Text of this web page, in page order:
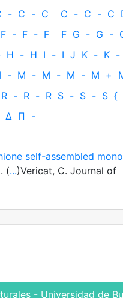
- C - C C - C - C
F - F - F F G - G -
H - H I - I J K - K -
- M - M - M - M +
R - R - R S - S - S {
Δ Π -
self-assembled
(...)Vericat, C. Journal of
- Universidad de